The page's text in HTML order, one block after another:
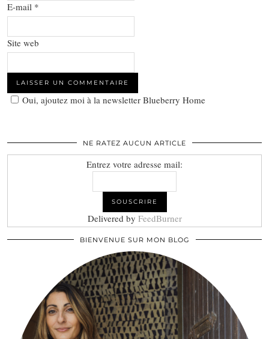
E-mail *
Site web
Oui, ajoutez moi à la newsletter Blueberry Home
NE RATEZ AUCUN ARTICLE
Entrez votre adresse mail:
Delivered by FeedBurner
BIENVENUE SUR MON BLOG